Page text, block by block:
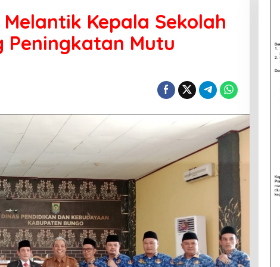
Kepala Sekolah
Peningkatan Mutu